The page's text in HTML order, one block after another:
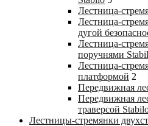
Лестница-
Лестница-
дугой
Лестница-
поручнями
Лестница-
платформой 2
Передвижная
Передвижная
траверсой
Лестницы-стремянки